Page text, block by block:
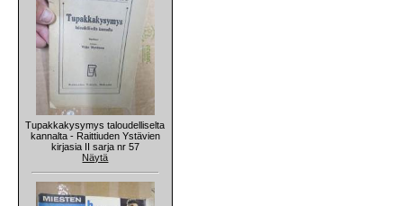
Tupakkakysymys taloudelliselta
kannalta - Raittiuden Ystävien
kirjasia II sarja nr 57
Näytä